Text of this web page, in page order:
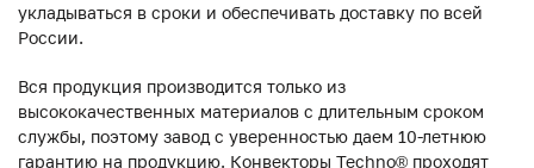
укладываться в сроки и обеспечивать доставку по всей
России.
Вся продукция производится только из
высококачественных материалов с длительным сроком
службы, поэтому завод с уверенностью даем 10-летнюю
гарантию на продукцию. Конвекторы Techno® проходят